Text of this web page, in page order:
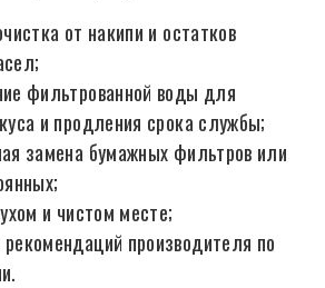
от накипи и остатков
фильтрованной воды для
и продления срока службы;
замена бумажных фильтров или
и чистом месте;
производителя по